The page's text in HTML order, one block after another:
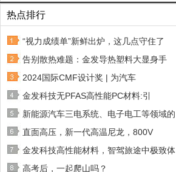
热点排行
“视力成绩单”新鲜出炉，这几点守住了
告别散热难题：金发导热塑料大显身手
2024国际CMF设计奖 | 为汽车
金发科技无PFAS高性能PC材料:引
新能源汽车三电系统、电子电工等领域的
直面高压，新一代高温尼龙，800V
金发科技高性能材料，智驾旅途中极致体
高考后，一起爬山吗？